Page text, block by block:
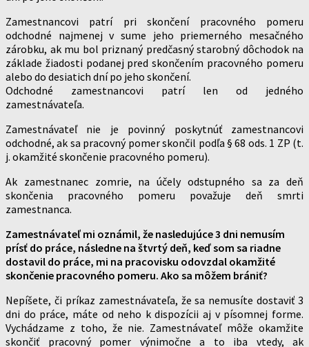
Zamestnancovi patrí pri skončení pracovného pomeru
odchodné najmenej v sume jeho priemerného mesačného
zárobku, ak mu bol priznaný predčasný starobný dôchodok na
základe žiadosti podanej pred skončením pracovného pomeru
alebo do desiatich dní po jeho skončení.
Odchodné zamestnancovi patrí len od jedného
zamestnávateľa.
Zamestnávateľ nie je povinný poskytnúť zamestnancovi
odchodné, ak sa pracovný pomer skončil podľa § 68 ods. 1 ZP (t.
j. okamžité skončenie pracovného pomeru).
Ak zamestnanec zomrie, na účely odstupného sa za deň
skončenia pracovného pomeru považuje deň smrti
zamestnanca.
Zamestnávateľ mi oznámil, že nasledujúce 3 dni nemusím
prísť do práce, následne na štvrtý deň, keď som sa riadne
dostavil do práce, mi na pracovisku odovzdal okamžité
skončenie pracovného pomeru. Ako sa môžem brániť?
Nepíšete, či príkaz zamestnávateľa, že sa nemusíte dostaviť 3
dni do práce, máte od neho k dispozícii aj v písomnej forme.
Vychádzame z toho, že nie. Zamestnávateľ môže okamžite
skončiť pracovný pomer výnimočne a to iba vtedy, ak